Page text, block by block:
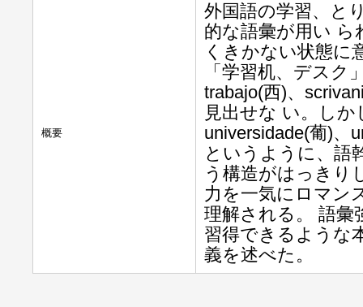
概要
外国語の学習、と
的な語彙が用い
くきかない状態に
「学習机、デスク
trabajo(西)、
見出せな い。し
universidade(葡)、
というように、語
う構造がはっきり
力を一気にロマン
理解される。 語彙
習得できるような
義を述べた。